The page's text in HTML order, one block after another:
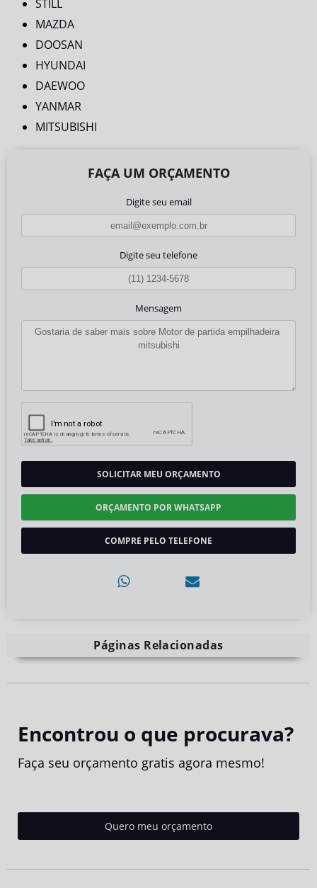
STILL
MAZDA
DOOSAN
HYUNDAI
DAEWOO
YANMAR
MITSUBISHI
FAÇA UM ORÇAMENTO
Digite seu email
Digite seu telefone
Mensagem
SOLICITAR MEU ORÇAMENTO
ORÇAMENTO POR WHATSAPP
COMPRE PELO TELEFONE
Páginas Relacionadas
Encontrou o que procurava?
Faça seu orçamento gratis agora mesmo!
Quero meu orçamento